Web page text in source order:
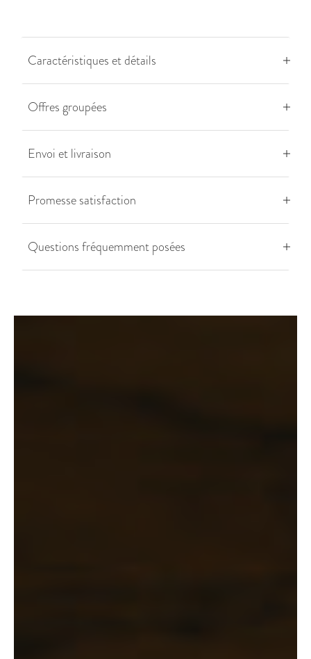
Caractéristiques et détails
Offres groupées
Envoi et livraison
Promesse satisfaction
Questions fréquemment posées